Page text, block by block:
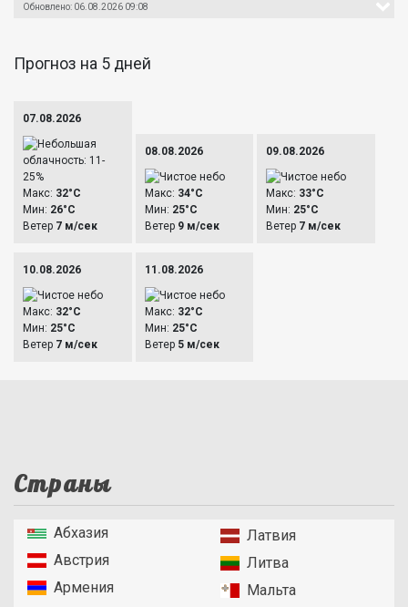
Обновлено: 06.08.2026 09:08
Прогноз на 5 дней
07.08.2026
Макс: 32°C
Мин: 26°C
Ветер 7 м/сек
08.08.2026
Макс: 34°C
Мин: 25°C
Ветер 9 м/сек
09.08.2026
Макс: 33°C
Мин: 25°C
Ветер 7 м/сек
10.08.2026
Макс: 32°C
Мин: 25°C
Ветер 7 м/сек
11.08.2026
Макс: 32°C
Мин: 25°C
Ветер 5 м/сек
Страны
Абхазия
Австрия
Армения
Латвия
Литва
Мальта